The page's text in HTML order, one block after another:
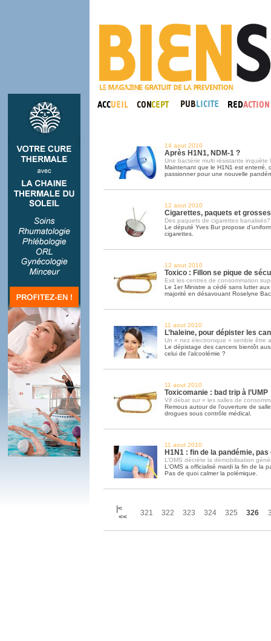
14 aout 2010
Après H1N1, NDM-1 ?
Une bactérie multi résistante inquiète
Maintenant que le H1N1 est enterré,
passionner pour une nouvelle
12 aout 2010
Cigarettes, paquets et
Des paquets de cigarettes banalisés?
Le député Yves Bur propose
cigarettes.
12 aout 2010
Toxico : Fillon se pique de
Exit les centres de consommation
Le 1er Ministre a cédé sans lutter
majorité en désavouant Roselyne
11 aout 2010
L’haleine, pour dépister les
Un « nez électronique » semble être
Le dépistage des cancers bientôt
celui de l’alcoolémie ?
11 aout 2010
Toxicomanie : bad trip à l’UMP
Vif débat sur « les salles de
Remous autour de l’ouverture de
drogues sous contrôle médical.
11 aout 2010
H1N1 : fin de la pandémie,
L’OMS décrète la démobilisation
L'OMS a officialisé mardi la fin de la
Pas de quoi calmer la polémique.
|<
<<
321 322 323 324 325 326